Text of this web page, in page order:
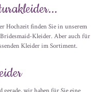
Hochzeit finden Sie in unserem
Kleider. Aber auch für
Kleider im Sortiment.